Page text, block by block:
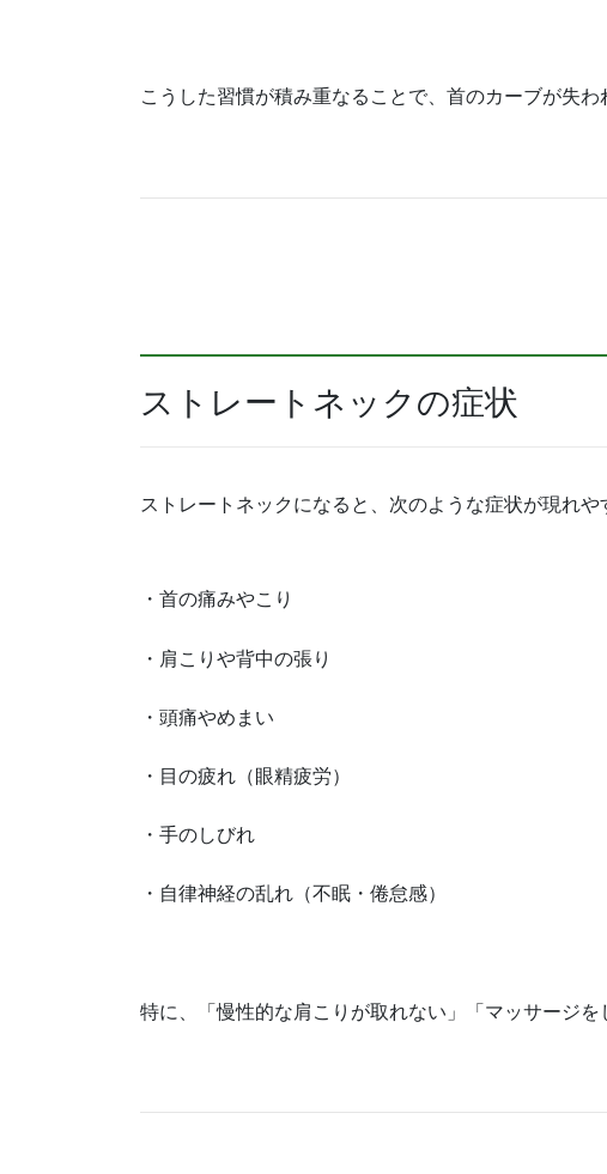
こうした習慣が積み重なることで、首のカーブが失
ストレートネックの症状
ストレートネックになると、次のような症状が現れや
・首の痛みやこり
・肩こりや背中の張り
・頭痛やめまい
・目の疲れ（眼精疲労）
・手のしびれ
・自律神経の乱れ（不眠・倦怠感）
特に、「慢性的な肩こりが取れない」「マッサージ